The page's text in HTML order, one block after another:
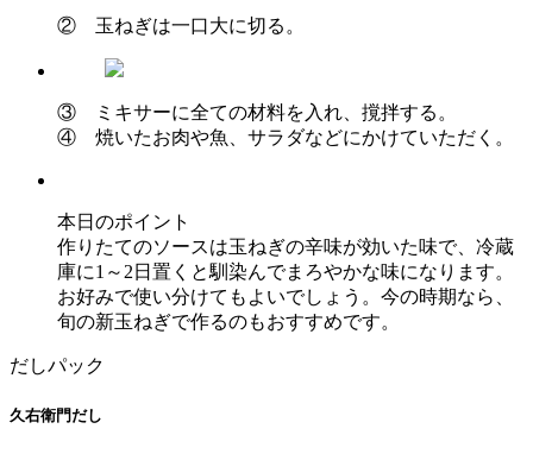
② 玉ねぎは一口大に切る。
③ ミキサーに全ての材料を入れ、撹拌する。
④ 焼いたお肉や魚、サラダなどにかけていただく。
本日のポイント
作りたてのソースは玉ねぎの辛味が効いた味で、冷蔵
庫に1～2日置くと馴染んでまろやかな味になります。
お好みで使い分けてもよいでしょう。今の時期なら、
旬の新玉ねぎで作るのもおすすめです。
だしパック
久右衛門だし